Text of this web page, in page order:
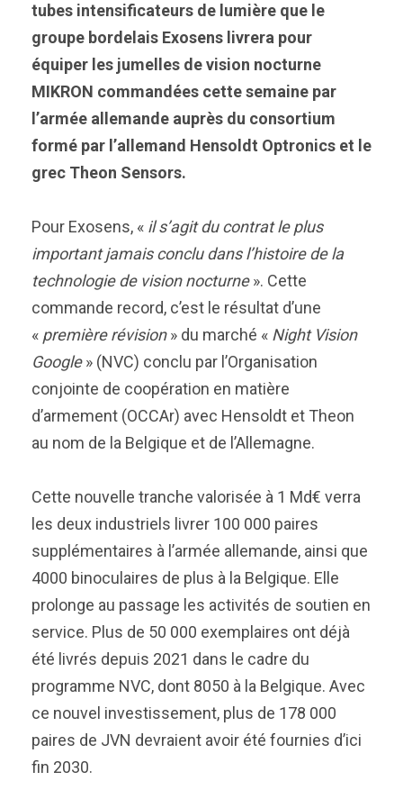
tubes intensificateurs de lumière que le
groupe bordelais Exosens livrera pour
équiper les jumelles de vision nocturne
MIKRON commandées cette semaine par
l’armée allemande auprès du consortium
formé par l’allemand Hensoldt Optronics et le
grec Theon Sensors.
Pour Exosens, « il s’agit du contrat le plus
important jamais conclu dans l’histoire de la
technologie de vision nocturne». Cette
commande record, c’est le résultat d’une
« première révision» du marché « Night Vision
Google» (NVC) conclu par l’Organisation
conjointe de coopération en matière
d’armement (OCCAr) avec Hensoldt et Theon
au nom de la Belgique et de l’Allemagne.
Cette nouvelle tranche valorisée à 1 Md€ verra
les deux industriels livrer 100 000 paires
supplémentaires à l’armée allemande, ainsi que
4000 binoculaires de plus à la Belgique. Elle
prolonge au passage les activités de soutien en
service. Plus de 50 000 exemplaires ont déjà
été livrés depuis 2021 dans le cadre du
programme NVC, dont 8050 à la Belgique. Avec
ce nouvel investissement, plus de 178 000
paires de JVN devraient avoir été fournies d’ici
fin 2030.